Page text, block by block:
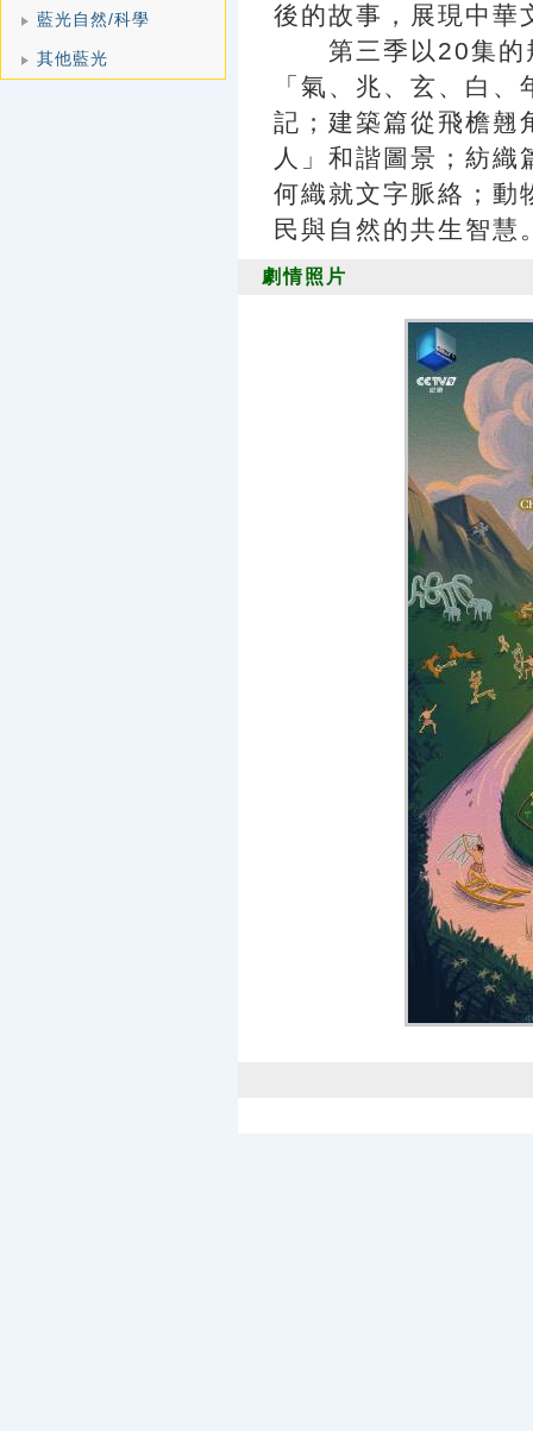
藍光自然/科學
其他藍光
後的故事，展現中華
第三季以20集的
「氣、兆、玄、白
記；建築篇從飛檐翹
人」和諧圖景；紡
何織就文字脈絡；動
民與自然的共生智慧
劇情照片